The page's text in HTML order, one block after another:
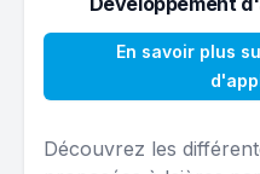
En savoir plus
Découvrez les